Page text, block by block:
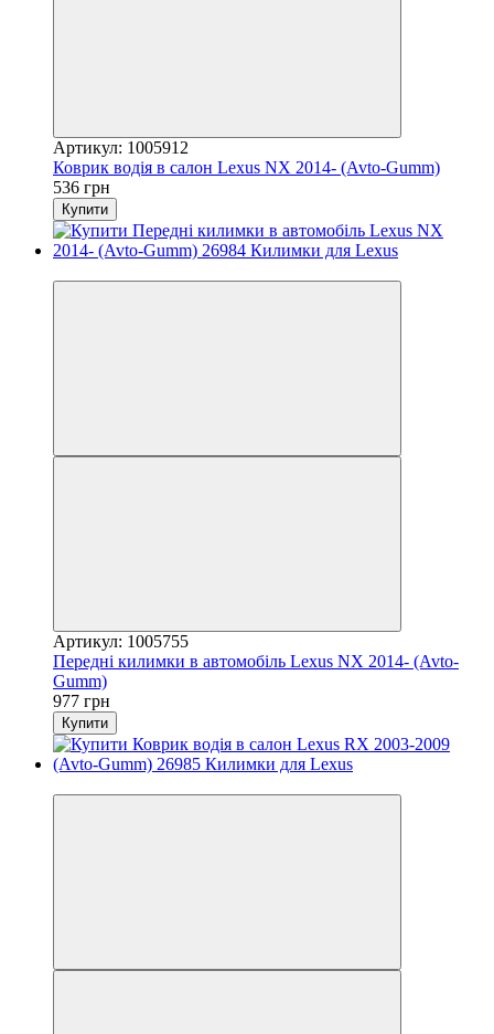
Артикул: 1005912
Коврик водія в салон Lexus NX 2014- (Avto-Gumm)
536 грн
Купити
Артикул: 1005755
Передні килимки в автомобіль Lexus NX 2014- (Avto-
Gumm)
977 грн
Купити